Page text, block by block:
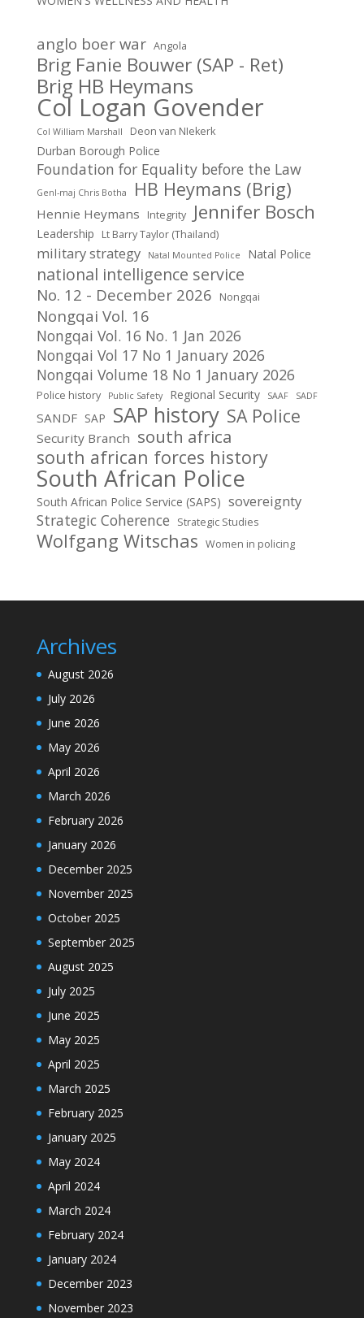
anglo boer war Angola
Brig Fanie Bouwer (SAP - Ret)
Brig HB Heymans
Col Logan Govender
Col William Marshall Deon van NIekerk
Durban Borough Police
Foundation for Equality before the Law
Genl-maj Chris Botha HB Heymans (Brig)
Hennie Heymans Integrity Jennifer Bosch
Leadership Lt Barry Taylor (Thailand)
military strategy Natal Mounted Police Natal Police
national intelligence service
No. 12 - December 2026 Nongqai
Nongqai Vol. 16
Nongqai Vol. 16 No. 1 Jan 2026
Nongqai Vol 17 No 1 January 2026
Nongqai Volume 18 No 1 January 2026
Police history Public Safety Regional Security SAAF SADF
SANDF SAP SAP history SA Police
Security Branch south africa
south african forces history
South African Police
South African Police Service (SAPS) sovereignty
Strategic Coherence Strategic Studies
Wolfgang Witschas Women in policing
Archives
August 2026
July 2026
June 2026
May 2026
April 2026
March 2026
February 2026
January 2026
December 2025
November 2025
October 2025
September 2025
August 2025
July 2025
June 2025
May 2025
April 2025
March 2025
February 2025
January 2025
May 2024
April 2024
March 2024
February 2024
January 2024
December 2023
November 2023